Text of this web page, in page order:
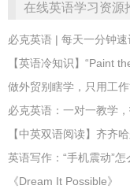
在线英语学习资源
必克英语 | 每天一分钟
【英语冷知识】“Paint
做外贸别瞎学，只用工
必克英语：一对一教学
【中英双语阅读】齐齐
英语写作：“手机震动”怎
《Dream It Possible》